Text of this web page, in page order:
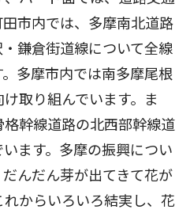
市内では、多摩南北道路
鎌倉街道線について全線
多摩市内では南多摩尾根
取り組んでいます。ま
幹線道路の北西部幹線道
ます。多摩の振興につい
んだん芽が出てきて花が
からいろいろ結実し、花